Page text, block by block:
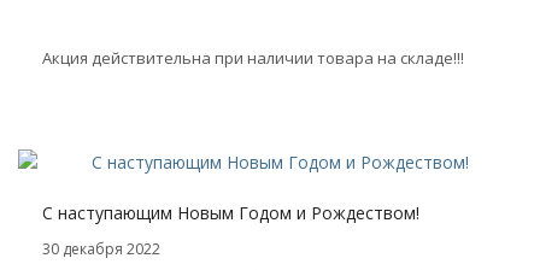
Акция действительна при наличии товара на складе!!!
С наступающим Новым Годом и Рождеством!
30 декабря 2022